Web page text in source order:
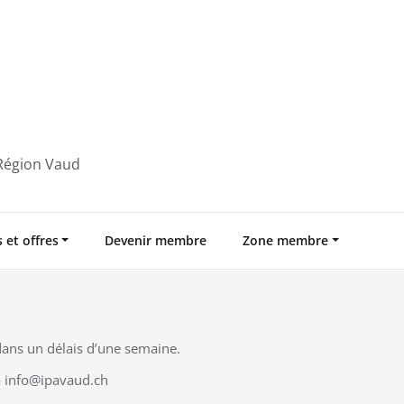
Vaud
et offres Devenir membre Zone membre
un délais d’une semaine.